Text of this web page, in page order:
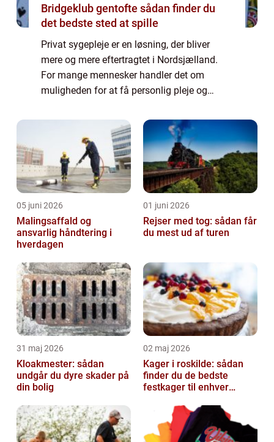
Bridgeklub gentofte sådan finder du
det bedste sted at spille
Privat sygepleje er en løsning, der bliver
mere og mere eftertragtet i Nordsjælland.
For mange mennesker handler det om
muligheden for at få personlig pleje og
denne artikel vil vi se næ...
05 juni 2026
Malingsaffald og
ansvarlig håndtering i
hverdagen
01 juni 2026
Rejser med tog: sådan får
du mest ud af turen
31 maj 2026
Kloakmester: sådan
undgår du dyre skader på
din bolig
02 maj 2026
Kager i roskilde: sådan
finder du de bedste
festkager til enhver